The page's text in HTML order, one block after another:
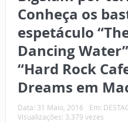
Conheça os
espetáculo
Dancing
“Hard Rock
Dreams em
Data: 31 Maio, 2016 Em:
Visualizações: 3.379 vezes